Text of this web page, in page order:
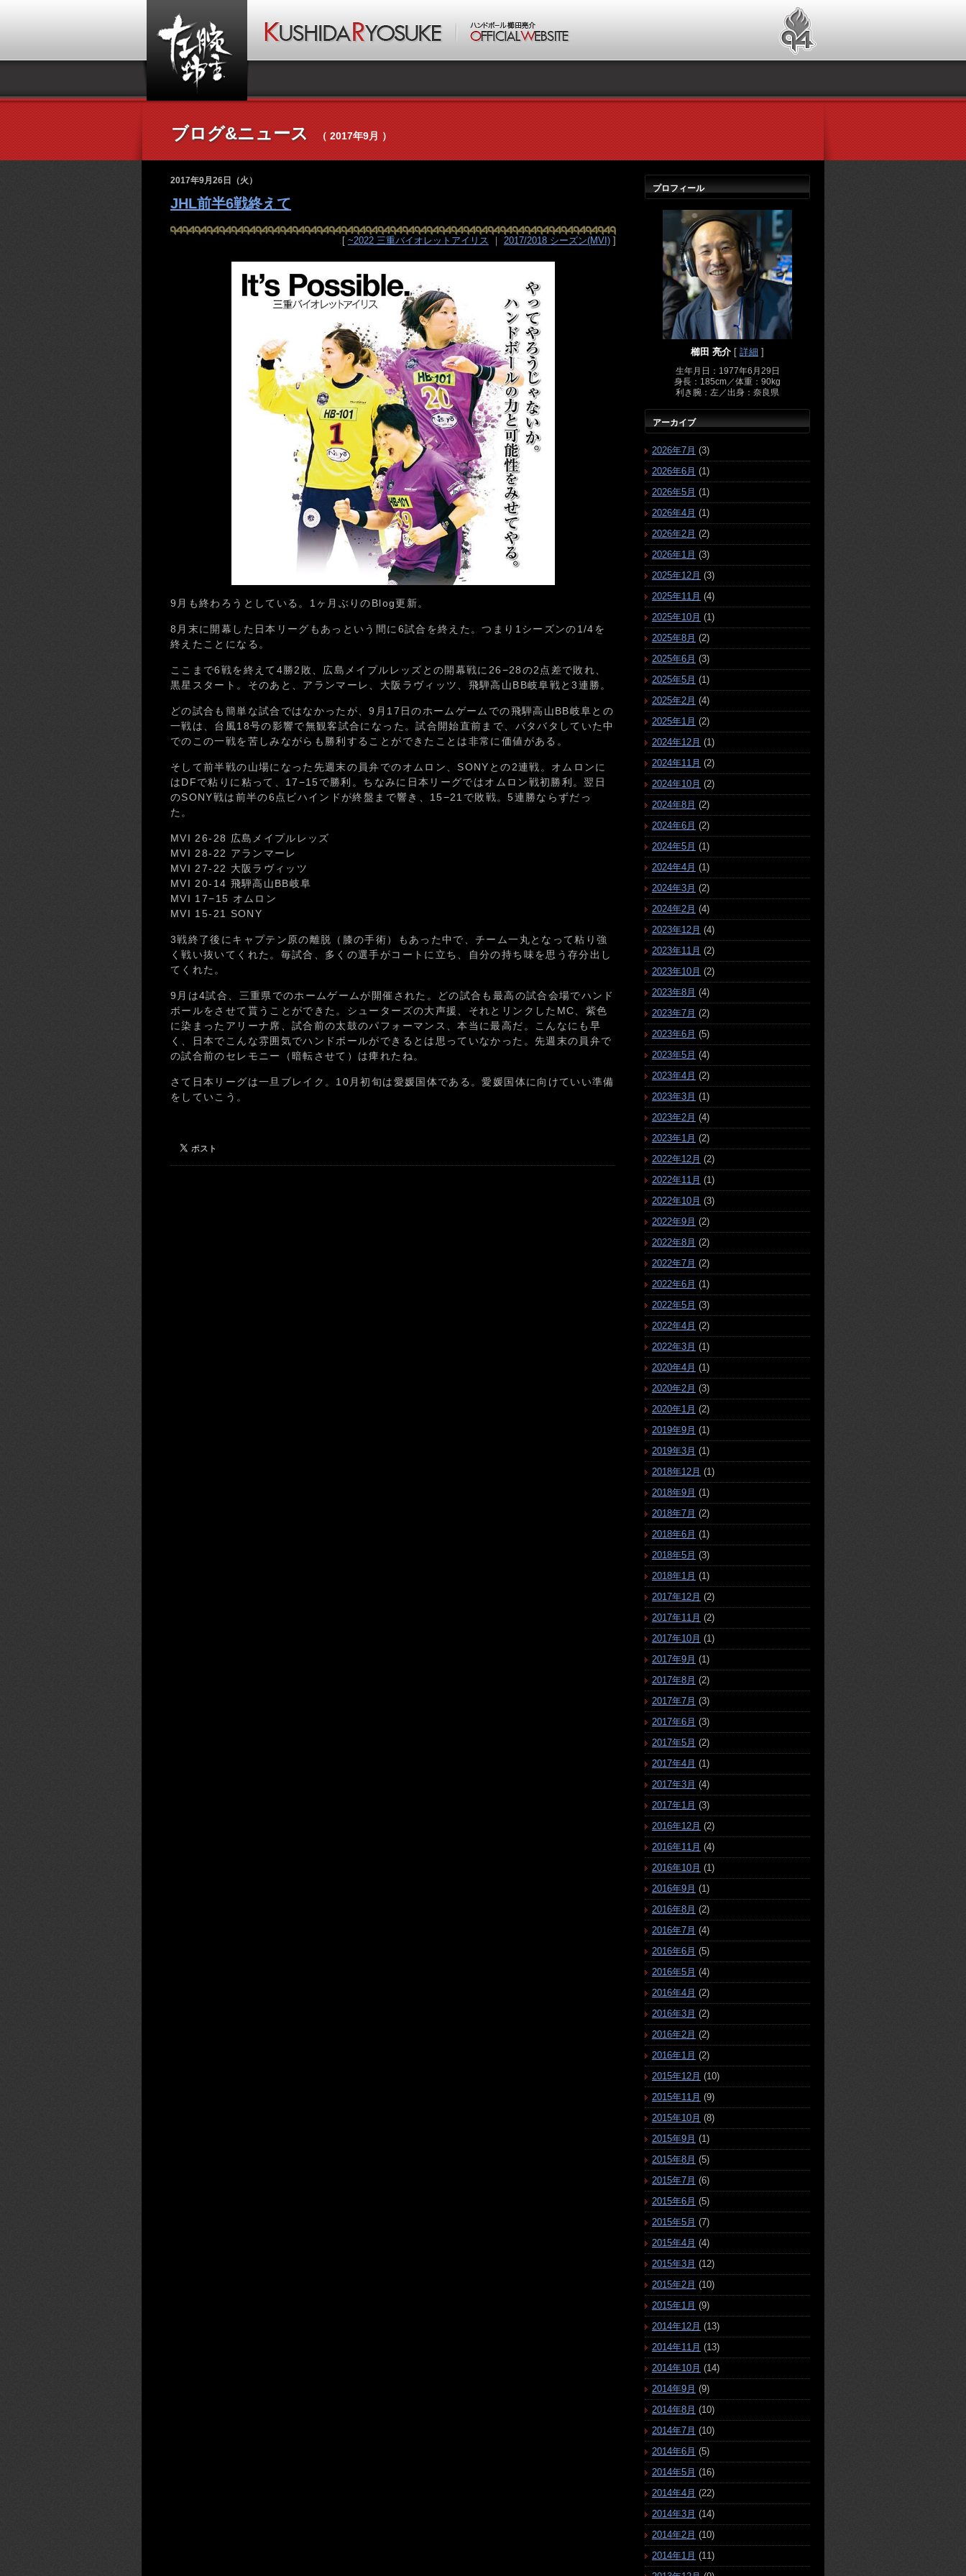
ブログ&ニュース （ 2017年9月 ）
2017年9月26日（火）
JHL前半6戦終えて
[ ~2022 三重バイオレットアイリス ｜ 2017/2018 シーズン(MVI) ]
9月も終わろうとしている。1ヶ月ぶりのBlog更新。
8月末に開幕した日本リーグもあっという間に6試合を終えた。つまり1シーズンの1/4を
終えたことになる。
ここまで6戦を終えて4勝2敗、広島メイプルレッズとの開幕戦に26−28の2点差で敗れ、
黒星スタート。そのあと、アランマーレ、大阪ラヴィッツ、飛騨高山BB岐阜戦と3連勝。
どの試合も簡単な試合ではなかったが、9月17日のホームゲームでの飛騨高山BB岐阜との
一戦は、台風18号の影響で無観客試合になった。試合開始直前まで、バタバタしていた中
でのこの一戦を苦しみながらも勝利することができたことは非常に価値がある。
そして前半戦の山場になった先週末の員弁でのオムロン、SONYとの2連戦。オムロンに
はDFで粘りに粘って、17−15で勝利。ちなみに日本リーグではオムロン戦初勝利。翌日
のSONY戦は前半の6点ビハインドが終盤まで響き、15−21で敗戦。5連勝ならずだっ
た。
MVI 26-28 広島メイプルレッズ
MVI 28-22 アランマーレ
MVI 27-22 大阪ラヴィッツ
MVI 20-14 飛騨高山BB岐阜
MVI 17−15 オムロン
MVI 15-21 SONY
3戦終了後にキャプテン原の離脱（膝の手術）もあった中で、チーム一丸となって粘り強
く戦い抜いてくれた。毎試合、多くの選手がコートに立ち、自分の持ち味を思う存分出し
てくれた。
9月は4試合、三重県でのホームゲームが開催された。どの試合も最高の試合会場でハンド
ボールをさせて貰うことができた。シューターズの大声援、それとリンクしたMC、紫色
に染まったアリーナ席、試合前の太鼓のパフォーマンス、本当に最高だ。こんなにも早
く、日本でこんな雰囲気でハンドボールができるとは思っていなかった。先週末の員弁で
の試合前のセレモニー（暗転させて）は痺れたね。
さて日本リーグは一旦ブレイク。10月初旬は愛媛国体である。愛媛国体に向けていい準備
をしていこう。
プロフィール
櫛田 亮介 [ 詳細 ]
生年月日：1977年6月29日
身長：185cm／体重：90kg
利き腕：左／出身：奈良県
アーカイブ
2026年7月 (3)
2026年6月 (1)
2026年5月 (1)
2026年4月 (1)
2026年2月 (2)
2026年1月 (3)
2025年12月 (3)
2025年11月 (4)
2025年10月 (1)
2025年8月 (2)
2025年6月 (3)
2025年5月 (1)
2025年2月 (4)
2025年1月 (2)
2024年12月 (1)
2024年11月 (2)
2024年10月 (2)
2024年8月 (2)
2024年6月 (2)
2024年5月 (1)
2024年4月 (1)
2024年3月 (2)
2024年2月 (4)
2023年12月 (4)
2023年11月 (2)
2023年10月 (2)
2023年8月 (4)
2023年7月 (2)
2023年6月 (5)
2023年5月 (4)
2023年4月 (2)
2023年3月 (1)
2023年2月 (4)
2023年1月 (2)
2022年12月 (2)
2022年11月 (1)
2022年10月 (3)
2022年9月 (2)
2022年8月 (2)
2022年7月 (2)
2022年6月 (1)
2022年5月 (3)
2022年4月 (2)
2022年3月 (1)
2020年4月 (1)
2020年2月 (3)
2020年1月 (2)
2019年9月 (1)
2019年3月 (1)
2018年12月 (1)
2018年9月 (1)
2018年7月 (2)
2018年6月 (1)
2018年5月 (3)
2018年1月 (1)
2017年12月 (2)
2017年11月 (2)
2017年10月 (1)
2017年9月 (1)
2017年8月 (2)
2017年7月 (3)
2017年6月 (3)
2017年5月 (2)
2017年4月 (1)
2017年3月 (4)
2017年1月 (3)
2016年12月 (2)
2016年11月 (4)
2016年10月 (1)
2016年9月 (1)
2016年8月 (2)
2016年7月 (4)
2016年6月 (5)
2016年5月 (4)
2016年4月 (2)
2016年3月 (2)
2016年2月 (2)
2016年1月 (2)
2015年12月 (10)
2015年11月 (9)
2015年10月 (8)
2015年9月 (1)
2015年8月 (5)
2015年7月 (6)
2015年6月 (5)
2015年5月 (7)
2015年4月 (4)
2015年3月 (12)
2015年2月 (10)
2015年1月 (9)
2014年12月 (13)
2014年11月 (13)
2014年10月 (14)
2014年9月 (9)
2014年8月 (10)
2014年7月 (10)
2014年6月 (5)
2014年5月 (16)
2014年4月 (22)
2014年3月 (14)
2014年2月 (10)
2014年1月 (11)